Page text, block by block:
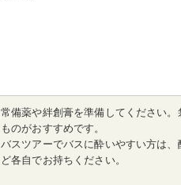
常備薬や絆創膏を準備してください
ものがおすすめです。
バスツアーでバスに酔いやすい方は
ど各自でお持ちください。